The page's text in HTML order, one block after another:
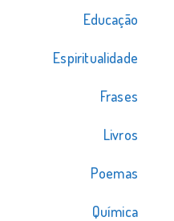
Educação
Espiritualidade
Frases
Livros
Poemas
Química